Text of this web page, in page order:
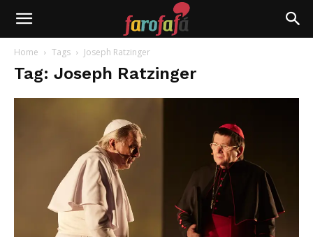
Farofafá
Home Tags Joseph Ratzinger
Tag: Joseph Ratzinger